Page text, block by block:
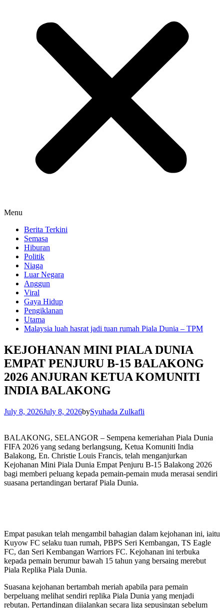
Menu
Berita Terkini
Semasa
Hiburan
Politik
Niaga
Luar Negara
Anggun
Viral
Gaya Hidup
Pengiklanan
Utama
Malaysia luah hasrat jadi tuan rumah Piala Dunia – TPM
KEJOHANAN MINI PIALA DUNIA
EMPAT PENJURU B-15 BALAKONG
2026 ANJURAN KETUA KOMUNITI
INDIA BALAKONG
July 8, 2026July 8, 2026bySyuhada Zulkafli
BALAKONG, SELANGOR – Sempena kemeriahan Piala Dunia
FIFA 2026 yang sedang berlangsung, Ketua Komuniti India
Balakong, En. Christie Louis Francis, telah menganjurkan
Kejohanan Mini Piala Dunia Empat Penjuru B-15 Balakong 2026
bagi memberi peluang kepada pemain-pemain muda merasai sendiri
suasana pertandingan bertaraf Piala Dunia.
Empat pasukan telah mengambil bahagian dalam kejohanan ini, iaitu
Kuyow FC selaku tuan rumah, PBPS Seri Kembangan, TS Eagle
FC, dan Seri Kembangan Warriors FC. Kejohanan ini terbuka
kepada pemain berumur bawah 15 tahun yang bersaing merebut
Piala Replika Piala Dunia.
Suasana kejohanan bertambah meriah apabila para pemain
berpeluang melihat sendiri replika Piala Dunia yang menjadi
rebutan. Pertandingan dijalankan secara liga sepusingan sebelum